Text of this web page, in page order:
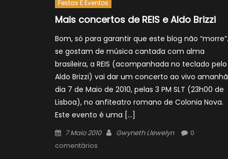
Festas E Eventos
Mais concertos de REIS e Aldo Brizzi
Bom, só para garantir que este blog não
se gostam de música cantada com alma
brasileira, a REIS (acompanhada no teclado pelo
Aldo Brizzi) vai dar um concerto ao vivo
dia 7 de Maio de 2010, pelas 3 PM SLT (23h00 de
Lisboa), no anfiteatro romano de Colonia Nova.
Este evento é uma […]
Posted
on
7 Maio 2010 Author
Gwyneth Llewelyn
0
comentários